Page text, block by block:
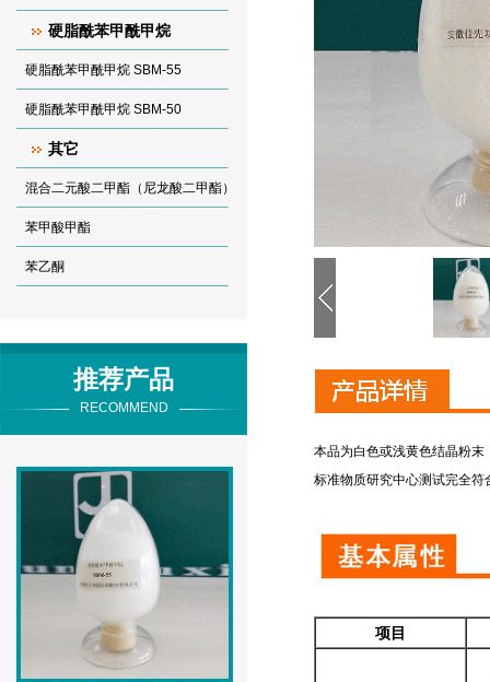
硬脂酰苯甲酰甲烷
硬脂酰苯甲酰甲烷 SBM-55
硬脂酰苯甲酰甲烷 SBM-50
其它
混合二元酸二甲酯（尼龙酸二甲酯）
苯甲酸甲酯
苯乙酮
推荐产品
RECOMMEND
本品为白色或浅黄色结晶粉
标准物质研究中心测试完全
项目